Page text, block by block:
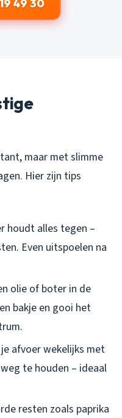
49 30
maar met slimme
Hier zijn tips
houdt alles tegen –
Even uitspoelen na
olie of boter in de
bakje en gooi het
je afvoer wekelijks met
te houden – ideaal
resten zoals paprika